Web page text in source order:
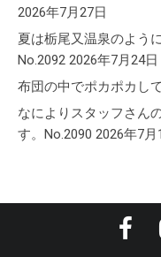
2026年7月27日
夏は栃尾又温泉のよう
No.2092 2026年7月24日
布団の中でポカポカし
なによりスタッフさん
す。No.2090 2026年7月